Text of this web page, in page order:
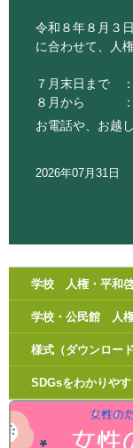
令和８年８月３
に合わせて、人
７月末日まで
８月から
お電話や、お越
2026年07月31日
学校 人権・平和
学校・公民館 人
様式（ダウンロード
SDGsをわかりやす